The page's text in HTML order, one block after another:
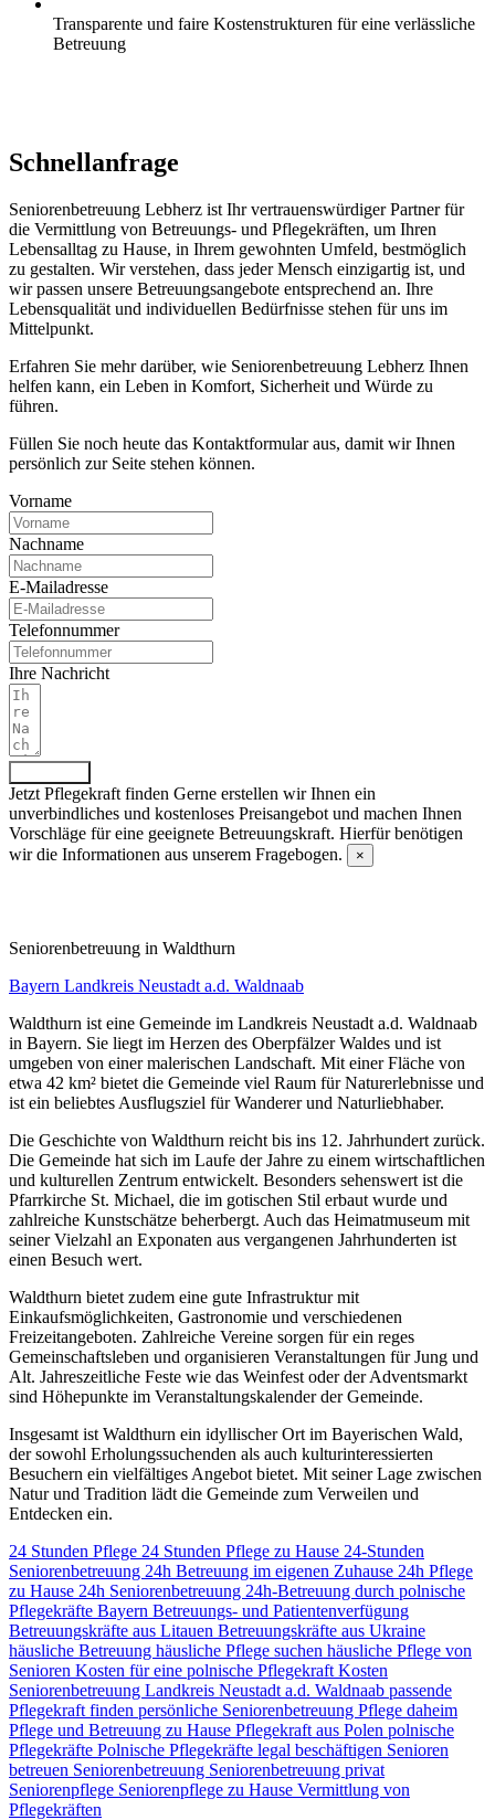
Transparente und faire Kostenstrukturen für eine verlässliche
Betreuung
Schnell­anfrage
Seniorenbetreuung Lebherz ist Ihr vertrauenswürdiger Partner für
die Vermittlung von Betreuungs- und Pflegekräften, um Ihren
Lebensalltag zu Hause, in Ihrem gewohnten Umfeld, bestmöglich
zu gestalten. Wir verstehen, dass jeder Mensch einzigartig ist, und
wir passen unsere Betreuungsangebote entsprechend an. Ihre
Lebensqualität und individuellen Bedürfnisse stehen für uns im
Mittelpunkt.
Erfahren Sie mehr darüber, wie Seniorenbetreuung Lebherz Ihnen
helfen kann, ein Leben in Komfort, Sicherheit und Würde zu
führen.
Füllen Sie noch heute das Kontaktformular aus, damit wir Ihnen
persönlich zur Seite stehen können.
Vorname
Nachname
E-Mailadresse
Telefonnummer
Ihre Nachricht
Jetzt Pflegekraft finden Gerne erstellen wir Ihnen ein
unverbindliches und kostenloses Preisangebot und machen Ihnen
Vorschläge für eine geeignete Betreuungskraft. Hierfür benötigen
wir die Informationen aus unserem Fragebogen.
×
Senioren­betreuung in Waldthurn
Bayern Landkreis Neustadt a.d. Waldnaab
Waldthurn ist eine Gemeinde im Landkreis Neustadt a.d. Waldnaab
in Bayern. Sie liegt im Herzen des Oberpfälzer Waldes und ist
umgeben von einer malerischen Landschaft. Mit einer Fläche von
etwa 42 km² bietet die Gemeinde viel Raum für Naturerlebnisse und
ist ein beliebtes Ausflugsziel für Wanderer und Naturliebhaber.
Die Geschichte von Waldthurn reicht bis ins 12. Jahrhundert zurück.
Die Gemeinde hat sich im Laufe der Jahre zu einem wirtschaftlichen
und kulturellen Zentrum entwickelt. Besonders sehenswert ist die
Pfarrkirche St. Michael, die im gotischen Stil erbaut wurde und
zahlreiche Kunstschätze beherbergt. Auch das Heimatmuseum mit
seiner Vielzahl an Exponaten aus vergangenen Jahrhunderten ist
einen Besuch wert.
Waldthurn bietet zudem eine gute Infrastruktur mit
Einkaufsmöglichkeiten, Gastronomie und verschiedenen
Freizeitangeboten. Zahlreiche Vereine sorgen für ein reges
Gemeinschaftsleben und organisieren Veranstaltungen für Jung und
Alt. Jahreszeitliche Feste wie das Weinfest oder der Adventsmarkt
sind Höhepunkte im Veranstaltungskalender der Gemeinde.
Insgesamt ist Waldthurn ein idyllischer Ort im Bayerischen Wald,
der sowohl Erholungssuchenden als auch kulturinteressierten
Besuchern ein vielfältiges Angebot bietet. Mit seiner Lage zwischen
Natur und Tradition lädt die Gemeinde zum Verweilen und
Entdecken ein.
24 Stunden Pflege 24 Stunden Pflege zu Hause 24-Stunden
Seniorenbetreuung 24h Betreuung im eigenen Zuhause 24h Pflege
zu Hause 24h Seniorenbetreuung 24h-Betreuung durch polnische
Pflegekräfte Bayern Betreuungs- und Patientenverfügung
Betreuungskräfte aus Litauen Betreuungskräfte aus Ukraine
häusliche Betreuung häusliche Pflege suchen häusliche Pflege von
Senioren Kosten für eine polnische Pflegekraft Kosten
Seniorenbetreuung Landkreis Neustadt a.d. Waldnaab passende
Pflegekraft finden persönliche Seniorenbetreuung Pflege daheim
Pflege und Betreuung zu Hause Pflegekraft aus Polen polnische
Pflegekräfte Polnische Pflegekräfte legal beschäftigen Senioren
betreuen Seniorenbetreuung Seniorenbetreuung privat
Seniorenpflege Seniorenpflege zu Hause Vermittlung von
Pflegekräften